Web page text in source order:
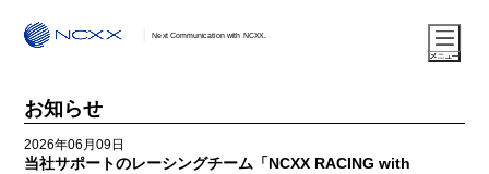
Next Communication with NCXX.
お知らせ
2026年06月09日
当社サポートのレーシングチーム「NCXX RACING with